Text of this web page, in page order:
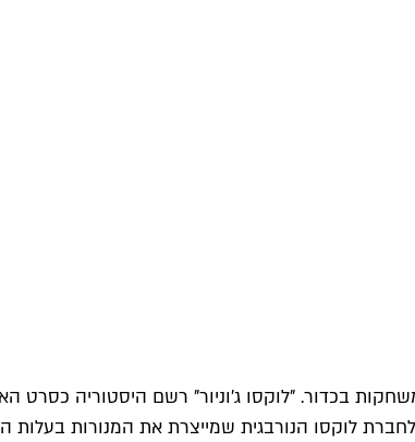
שמשחקות בכדור. "לוקסו ג'וניור" רשם היסטוריה